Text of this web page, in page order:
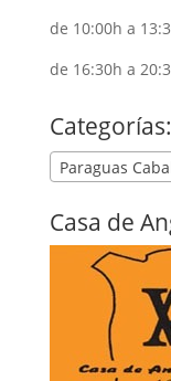
de 10:00h a
de 16:30h a
Categorías:
Paraguas
Casa de